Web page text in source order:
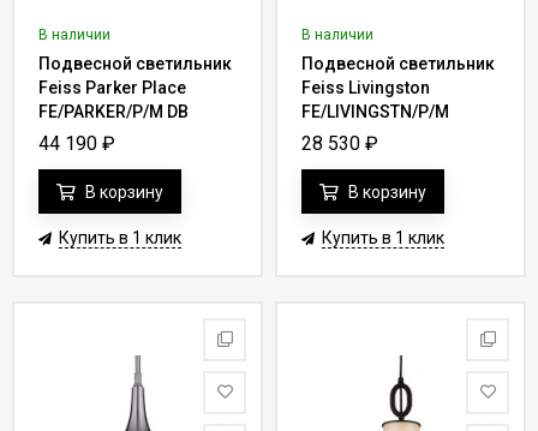
В наличии
Подвесной светильник
Feiss Parker Place
FE/PARKER/P/M DB
44 190 ₽
В корзину
Купить в 1 клик
В наличии
Подвесной светильник
Feiss Livingston
FE/LIVINGSTN/P/M
28 530 ₽
В корзину
Купить в 1 клик